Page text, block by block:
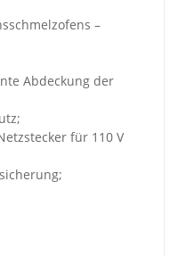
–
Abdeckung der
für 110 V